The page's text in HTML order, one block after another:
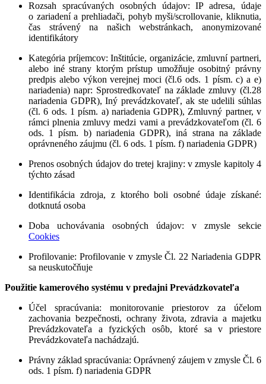
Rozsah spracúvaných osobných údajov:IP adresa, údaje
o zariadení a prehliadači, pohyb myši/scrollovanie, kliknutia,
čas strávený na našich webstránkach, anonymizované
identifikátory
Kategória príjemcov: Inštitúcie, organizácie, zmluvní partneri,
alebo iné strany ktorým prístup umožňuje osobitný právny
predpis alebo výkon verejnej moci (čl.6 ods. 1 písm. c) a e)
nariadenia) napr: Sprostredkovateľ na základe zmluvy (čl.28
nariadenia GDPR), Iný prevádzkovateľ, ak ste udelili súhlas
(čl. 6 ods. 1 písm. a) nariadenia GDPR), Zmluvný partner, v
rámci plnenia zmluvy medzi vami a prevádzkovateľom (čl. 6
ods. 1 písm. b) nariadenia GDPR), iná strana na základe
oprávneného záujmu (čl. 6 ods. 1 písm. f) nariadenia GDPR)
Prenos osobných údajov do tretej krajiny: v zmysle kapitoly 4
týchto zásad
Identifikácia zdroja, z ktorého boli osobné údaje získané:
dotknutá osoba
Doba uchovávania osobných údajov: v zmysle sekcie
Cookies
Profilovanie: Profilovanie v zmysle Čl. 22 Nariadenia GDPR
sa neuskutočňuje
Použitie kamerového systému v predajni Prevádzkovateľa
Účel spracúvania: monitorovanie priestorov za účelom
zachovania bezpečnosti, ochrany života, zdravia a majetku
Prevádzkovateľa a fyzických osôb, ktoré sa v priestore
Prevádzkovateľa nachádzajú.
Právny základ spracúvania: Oprávnený záujem v zmysle Čl. 6
ods. 1 písm. f) nariadenia GDPR